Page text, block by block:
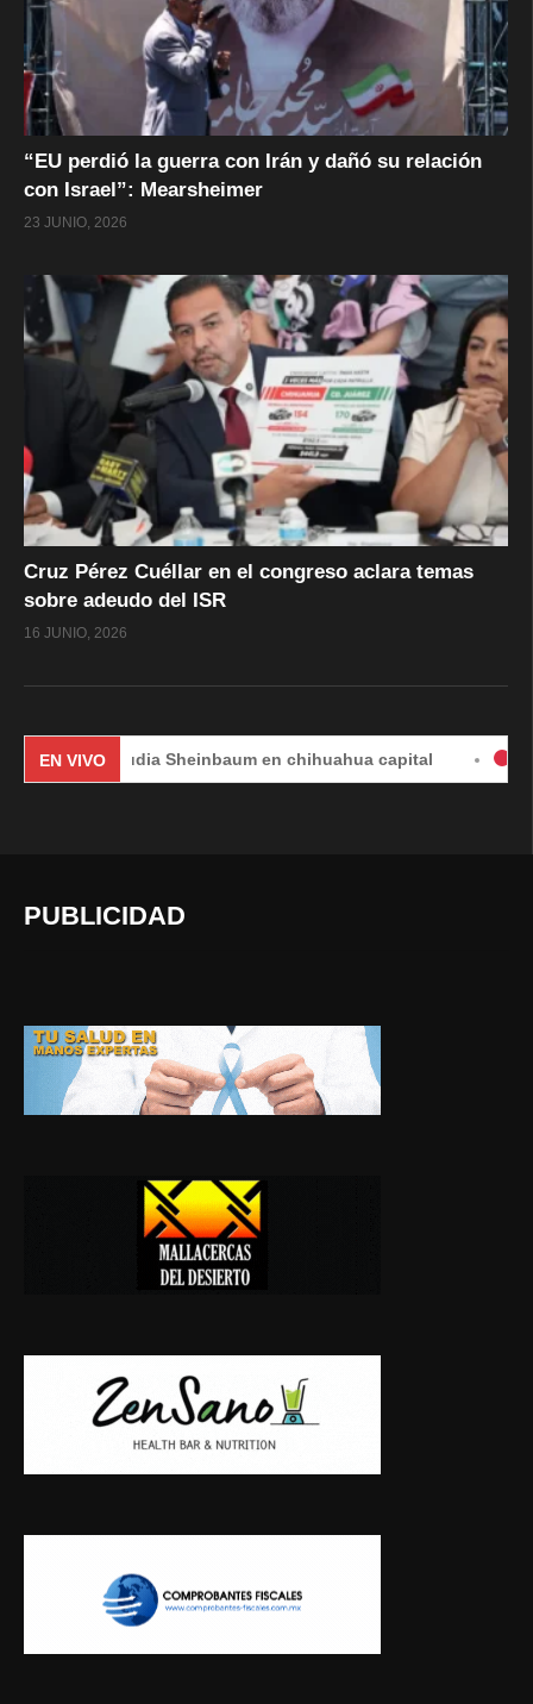
“EU perdió la guerra con Irán y dañó su relación
con Israel”: Mearsheimer
23 JUNIO, 2026
Cruz Pérez Cuéllar en el congreso aclara temas
sobre adeudo del ISR
16 JUNIO, 2026
EN VIVO
Claudia Sheinbaum en chihuahua capital #EnVivo |
PUBLICIDAD